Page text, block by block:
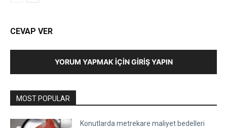
CEVAP VER
YORUM YAPMAK İÇIN GIRIŞ YAPIN
MOST POPULAR
Konutlarda metrekare maliyet bedelleri